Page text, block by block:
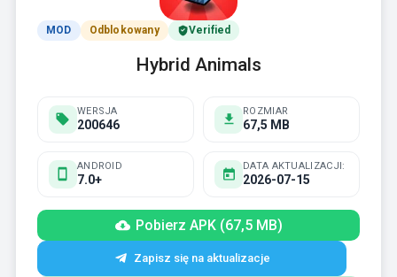
MOD Odblokowany Verified
Hybrid Animals
WERSJA
200646
ROZMIAR
67,5 MB
ANDROID
7.0+
DATA AKTUALIZACJI:
2026-07-15
Pobierz APK (67,5 MB)
Zapisz się na aktualizacje